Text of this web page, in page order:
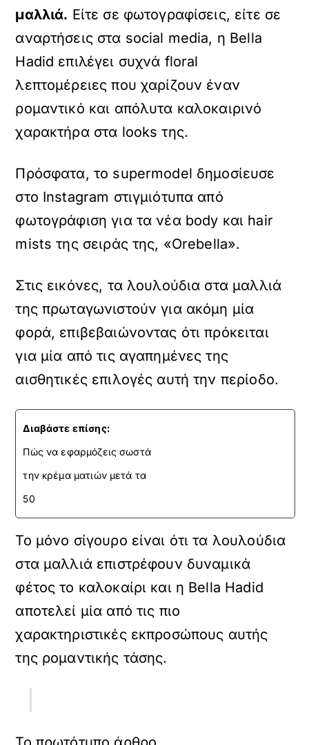
μαλλιά. Είτε σε φωτογραφίσεις, είτε σε
αναρτήσεις στα social media, η Bella
Hadid επιλέγει συχνά floral
λεπτομέρειες που χαρίζουν έναν
ρομαντικό και απόλυτα καλοκαιρινό
χαρακτήρα στα looks της.
Πρόσφατα, το supermodel δημοσίευσε
στο Instagram στιγμιότυπα από
φωτογράφιση για τα νέα body και hair
mists της σειράς της, «Orebella».
Στις εικόνες, τα λουλούδια στα μαλλιά
της πρωταγωνιστούν για ακόμη μία
φορά, επιβεβαιώνοντας ότι πρόκειται
για μία από τις αγαπημένες της
αισθητικές επιλογές αυτή την περίοδο.
Διαβάστε επίσης:
Πώς να εφαρμόζεις σωστά
την κρέμα ματιών μετά τα
50
Το μόνο σίγουρο είναι ότι τα λουλούδια
στα μαλλιά επιστρέφουν δυναμικά
φέτος το καλοκαίρι και η Bella Hadid
αποτελεί μία από τις πιο
χαρακτηριστικές εκπροσώπους αυτής
της ρομαντικής τάσης.